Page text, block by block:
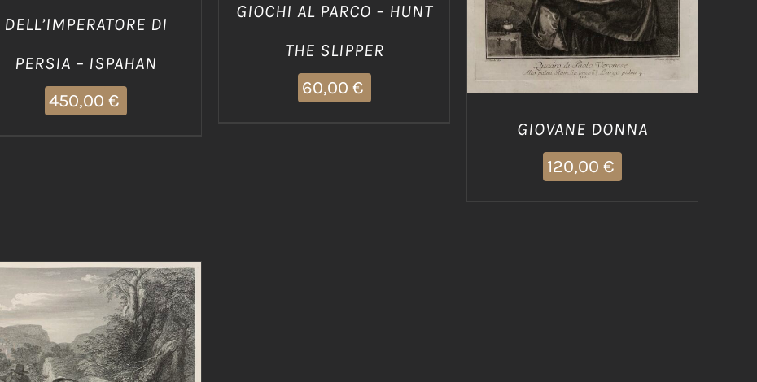
DELL’IMPERATORE DI
PERSIA – ISPAHAN
450,00 €
GIOCHI AL PARCO – HUNT
THE SLIPPER
60,00 €
GIOVANE DONNA
120,00 €